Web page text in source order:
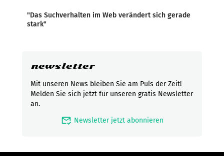
"Das Suchverhalten im Web verändert sich gerade
stark"
newsletter
Mit unseren News bleiben Sie am Puls der Zeit!
Melden Sie sich jetzt für unseren gratis Newsletter
an.
mark_email_read Newsletter jetzt abonnieren